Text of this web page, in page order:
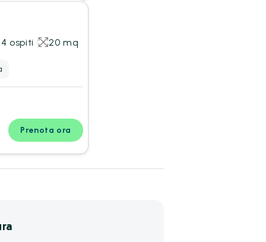
ospiti 20 mq
Prenota ora